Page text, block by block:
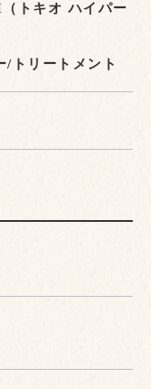
トキオ ハイパー
トリートメント